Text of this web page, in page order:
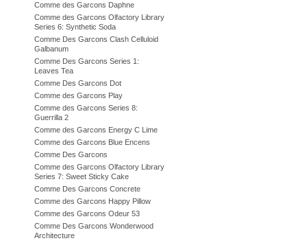
Comme des Garcons Daphne
Comme des Garcons Olfactory Library
Series 6: Synthetic Soda
Comme Des Garcons Clash Celluloid
Galbanum
Comme Des Garcons Series 1:
Leaves Tea
Comme Des Garcons Dot
Comme des Garcons Play
Comme des Garcons Series 8:
Guerrilla 2
Comme des Garcons Energy C Lime
Comme des Garcons Blue Encens
Comme Des Garcons
Comme des Garcons Olfactory Library
Series 7: Sweet Sticky Cake
Comme Des Garcons Concrete
Comme des Garcons Happy Pillow
Comme des Garcons Odeur 53
Comme Des Garcons Wonderwood
Architecture